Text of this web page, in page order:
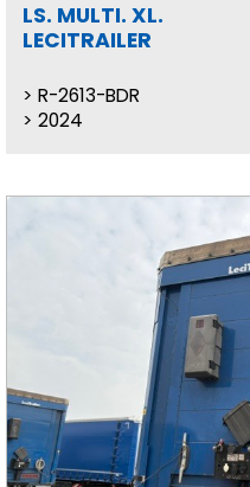
LS. MULTI. XL.
LECITRAILER
R-2613-BDR
2024